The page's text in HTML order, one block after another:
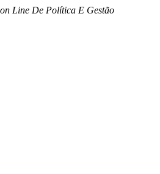
Line De Política E Gestão